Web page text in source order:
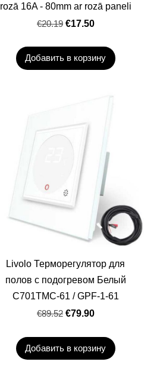
rozā 16A - 80mm ar rozā paneli
€20.19 €17.50
Добавить в корзину
Livolo Терморегулятор для
полов с подогревом Белый
C701TMC-61 / GPF-1-61
€89.52 €79.90
Добавить в корзину